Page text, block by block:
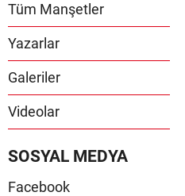
Tüm Manşetler
Yazarlar
Galeriler
Videolar
SOSYAL MEDYA
Facebook